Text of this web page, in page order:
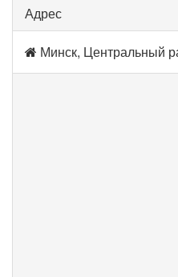
Адрес
Минск, Центральный